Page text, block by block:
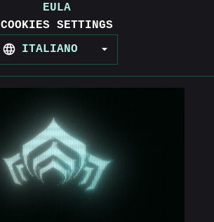
EULA
COOKIES SETTINGS
ITALIANO